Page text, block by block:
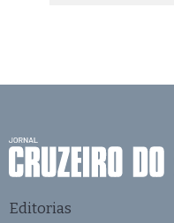
Editorias